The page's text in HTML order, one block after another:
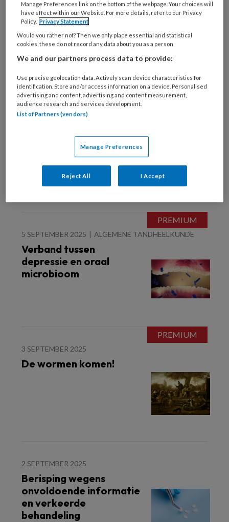
27 NOVEMBER 2025 ALGEMENE TANDHEELKUNDE
NZa: meer
opleidingsplaatsen
noodzakelijk
12 SEPTEMBER 2025
De allerkleinsten in de
5 SEPTEMBER 2025 ALGEMENE TANDHEELKUNDE
Verband tussen
depressie en oraal
microbioom
3 SEPTEMBER 2025
De wormen komen!
2 SEPTEMBER 2025
Berisping wegens
onvoldoende informatie
en verkeerde
behandeling
Manage Preferences link on the bottom of the webpage. Your choices will
have effect within our Website. For more details, refer to our Privacy
Policy. Privacy Statement
Would you rather not? Then we only place essential and statistical
cookies, these do not record any data about you as a person
We and our partners process data to provide:
Use precise geolocation data. Actively scan device characteristics for
identification. Store and/or access information on a device. Personalised
advertising and content, advertising and content measurement,
audience research and services development.
List of Partners (vendors)
Manage Preferences
Reject All I Accept